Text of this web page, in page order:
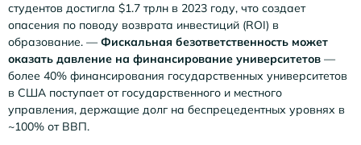
студентов достигла $1.7 трлн в 2023 году, что создает
опасения по поводу возврата инвестиций (ROI) в
образование. — Фискальная безответственность может
оказать давление на финансирование университетов —
более 40% финансирования государственных университетов
в США поступает от государственного и местного
управления, держащие долг на беспрецедентных уровнях в
~100% от ВВП.